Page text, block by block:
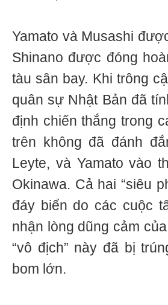
Yamato và Musashi
Shinano được đóng
tàu sân bay. Khi trông
quân sự Nhật Bản đã
định chiến thắng trong
trên không đã đánh
Leyte, và Yamato vào
Okinawa. Cả hai “siêu
đáy biển do các cuộc
nhận lòng dũng cảm
“vô địch” này đã bị
bom lớn.